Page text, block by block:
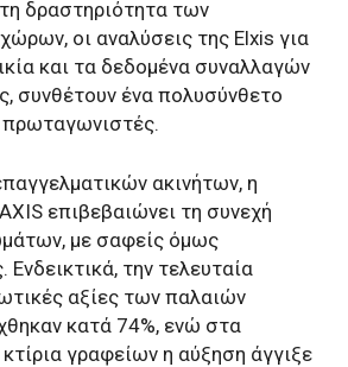
δραστηριότητα των
οι αναλύσεις της Elxis για
και τα δεδομένα συναλλαγών
συνθέτουν ένα πολυσύνθετο
πρωταγωνιστές.
ακινήτων, η
επιβεβαιώνει τη συνεχή
με σαφείς όμως
Ενδεικτικά, την τελευταία
αξίες των παλαιών
κατά 74%, ενώ στα
γραφείων η αύξηση άγγιξε